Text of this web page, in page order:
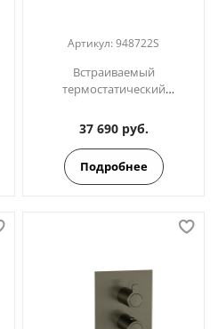
Артикул:948722S
Встраиваемый
термостатический
выхода BLAUTHERM
942411S
37 690 руб.
Подробнее